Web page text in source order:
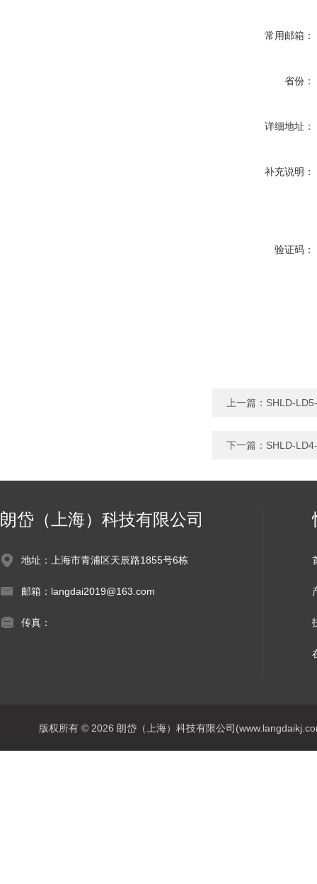
常用邮箱：
省份：
详细地址：
补充说明：
验证码：
上一篇： SHLD-
下一篇： SHLD-
朗岱（上海）科技有限公司
地址：上海市青浦区天辰路1855号6栋
邮箱：langdai2019@163.com
传真：
版权所有 © 2026 朗岱（上海）科技有限公司